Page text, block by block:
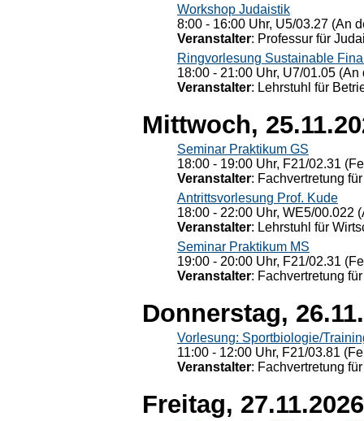
Workshop Judaistik
8:00 - 16:00 Uhr, U5/03.27 (An
Veranstalter: Professur für
Ringvorlesung Sustainable
18:00 - 21:00 Uhr, U7/01.05
Veranstalter: Lehrstuhl für
Mittwoch,
Seminar Praktikum GS
18:00 - 19:00 Uhr, F21/02.31
Veranstalter: Fachvertretung
Antrittsvorlesung Prof. Kude
18:00 - 22:00 Uhr, WE5/00.022
Veranstalter: Lehrstuhl für
Seminar Praktikum MS
19:00 - 20:00 Uhr, F21/02.31
Veranstalter: Fachvertretung
Donnerstag,
Vorlesung: Sportbiologie/
11:00 - 12:00 Uhr, F21/03.81
Veranstalter: Fachvertretung
Freitag, 27.11.2026